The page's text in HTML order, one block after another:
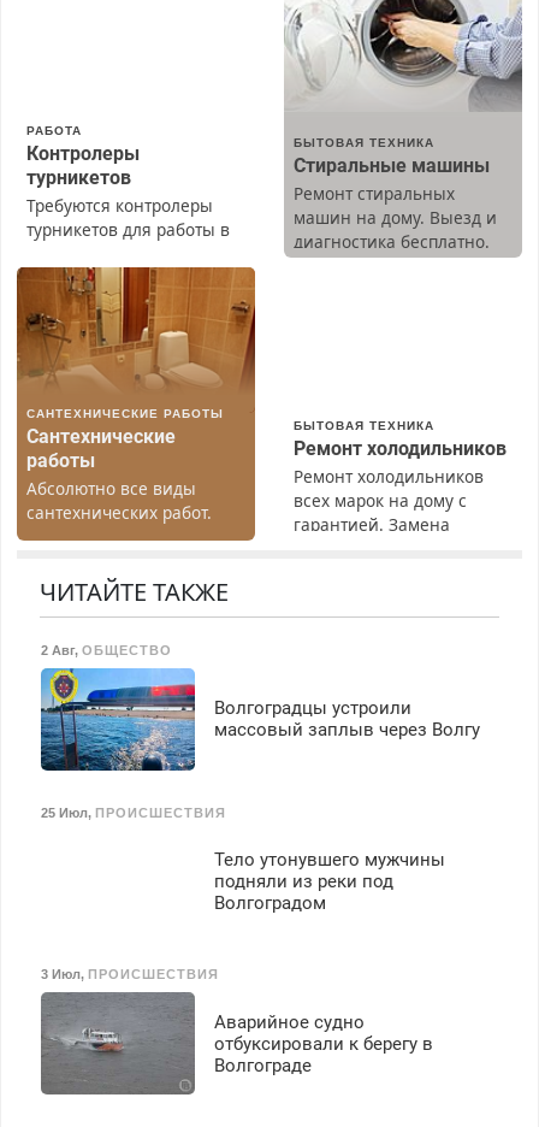
РАБОТА
Контролеры
турникетов
Требуются контролеры
турникетов для работы в
(мужчины, женщины).
Прием по ТК РФ. График
работы любой.
Бесплатное проживание.
З/п – до 96000 рублей до
Ежемесячно
выплачивается денежная
премия. Возможно
бесплатное обучение,
получение документов,
работа инспектором по
безопасности с з/п до
125000 руб.
БЫТОВАЯ ТЕХНИКА
Стиральные машины
Ремонт стиральных
машин на дому. Выезд и
диагностика бесплатно.
Предусмотрены скидки.
САНТЕХНИЧЕСКИЕ РАБОТЫ
Сантехнические
работы
Абсолютно все виды
сантехнических работ.
Быстро. Качественно.
БЫТОВАЯ ТЕХНИКА
Ремонт холодильников
Ремонт холодильников
всех марок на дому с
гарантией. Замена
Вызов бесплатный.
ЧИТАЙТЕ ТАКЖЕ
2 Авг, ОБЩЕСТВО
Волгоградцы устроили
массовый заплыв через Волгу
25 Июл, ПРОИСШЕСТВИЯ
Тело утонувшего мужчины
подняли из реки под
Волгоградом
3 Июл, ПРОИСШЕСТВИЯ
Аварийное судно
отбуксировали к берегу в
Волгограде